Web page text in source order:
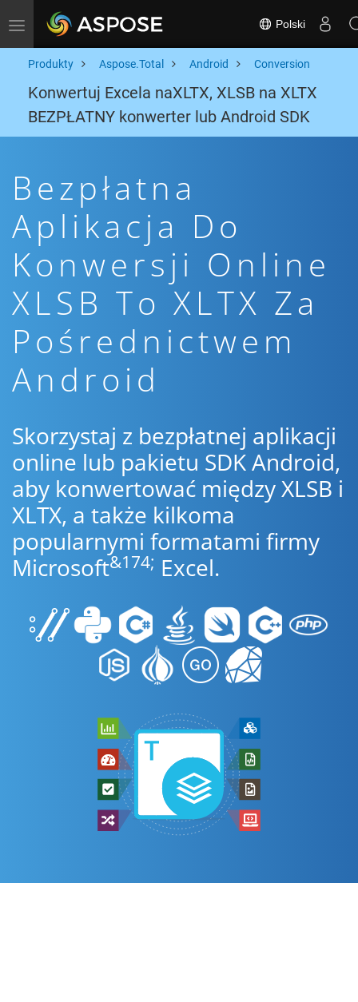
Toggle navigation Polski
Produkty Aspose.Total Android Conversion
Konwertuj Excela naXLTX, XLSB na XLTX
BEZPŁATNY konwerter lub Android SDK
Bezpłatna
Aplikacja Do
Konwersji Online
XLSB To XLTX Za
Pośrednictwem
Android
Skorzystaj z bezpłatnej aplikacji
online lub pakietu SDK Android,
aby konwertować między XLSB i
XLTX, a także kilkoma
popularnymi formatami firmy
Microsoft&174; Excel.